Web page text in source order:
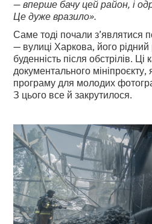
— вперше бачу цей район, і
Це дуже вразило».
Саме тоді почали з’являтися
— вулиці Харкова, його
буденність після обстрілів.
документального
програму для молодих
З цього все й закрутилося.